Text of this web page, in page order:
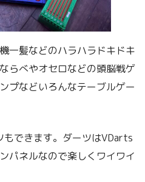
一髪などのハラハラドキドキ
らべやオセロなどの頭脳戦ゲ
プなどいろんなテーブルゲー
できます。ダーツはVDarts
パネルなので楽しくワイワイ